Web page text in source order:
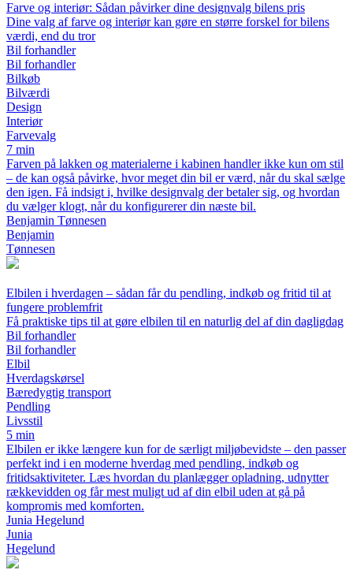
Farve og interiør: Sådan påvirker dine designvalg bilens pris
Dine valg af farve og interiør kan gøre en større forskel for bilens
værdi, end du tror
Bil forhandler
Bil forhandler
Bilkøb
Bilværdi
Design
Interiør
Farvevalg
7 min
Farven på lakken og materialerne i kabinen handler ikke kun om stil
– de kan også påvirke, hvor meget din bil er værd, når du skal sælge
den igen. Få indsigt i, hvilke designvalg der betaler sig, og hvordan
du vælger klogt, når du konfigurerer din næste bil.
Benjamin Tønnesen
Benjamin
Tønnesen
Elbilen i hverdagen – sådan får du pendling, indkøb og fritid til at
fungere problemfrit
Få praktiske tips til at gøre elbilen til en naturlig del af din dagligdag
Bil forhandler
Bil forhandler
Elbil
Hverdagskørsel
Bæredygtig transport
Pendling
Livsstil
5 min
Elbilen er ikke længere kun for de særligt miljøbevidste – den passer
perfekt ind i en moderne hverdag med pendling, indkøb og
fritidsaktiviteter. Læs hvordan du planlægger opladning, udnytter
rækkevidden og får mest muligt ud af din elbil uden at gå på
kompromis med komforten.
Junia Hegelund
Junia
Hegelund